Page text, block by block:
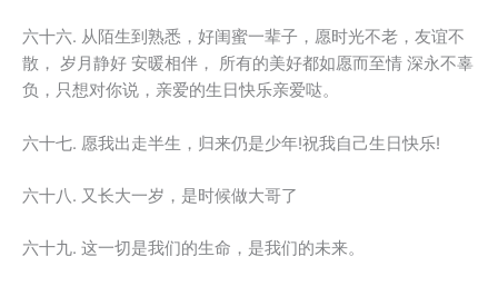
六十六. 从陌生到熟悉，好闺蜜一辈子，愿时光不老，友谊不
散， 岁月静好 安暖相伴， 所有的美好都如愿而至情 深永不辜
负，只想对你说，亲爱的生日快乐亲爱哒。
六十七. 愿我出走半生，归来仍是少年!祝我自己生日快乐!
六十八. 又长大一岁，是时候做大哥了
六十九. 这一切是我们的生命，是我们的未来。